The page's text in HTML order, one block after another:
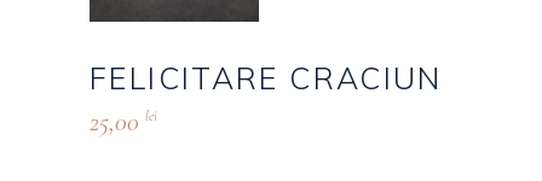
FELICITARE CRACIUN
25,00 lei